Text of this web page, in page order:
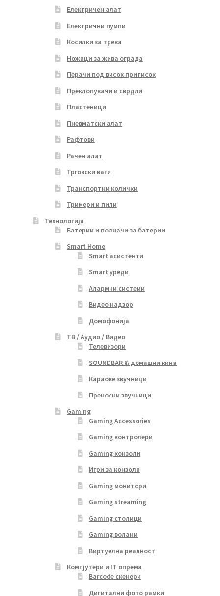
Електричен алат
Електрични пумпи
Косилки за трева
Ножици за жива ограда
Перачи под висок притисок
Преклопувачи и сврдли
Пластеници
Пневматски алат
Рафтови
Рачен алат
Трговски ваги
Транспортни колички
Тримери и пили
Технологија
Батерии и полначи за батерии
Smart Home
Smart асистенти
Smart уреди
Алармни системи
Видео надзор
Домофонија
ТВ / Аудио / Видео
Телевизори
SOUNDBAR & домашни кина
Караоке звучници
Преносни звучници
Gaming
Gaming Accessories
Gaming контролери
Gaming конзоли
Игри за конзоли
Gaming монитори
Gaming streaming
Gaming столици
Gaming волани
Виртуелна реалност
Компјутери и IT опрема
Barcode скенери
Дигитални фото рамки